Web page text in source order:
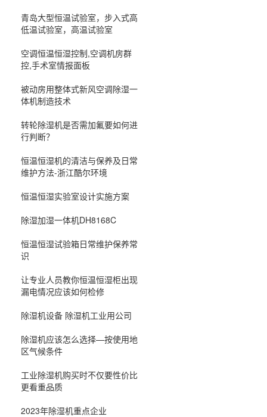
青岛大型恒温试验室，步入式高
低温试验室，高温试验室
空调恒温恒湿控制,空调机房群
控,手术室情报面板
被动房用整体式新风空调除湿一
体机制造技术
转轮除湿机是否需加氟要如何进
行判断？
恒温恒湿机的清洁与保养及日常
维护方法-浙江酷尔环境
恒温恒湿实验室设计实施方案
除湿加湿一体机DH8168C
恒温恒湿试验箱日常维护保养常
识
让专业人员教你恒温恒湿柜出现
漏电情况应该如何检修
除湿机设备 除湿机工业用公司
除湿机应该怎么选择—按使用地
区气候条件
工业除湿机购买时不仅要性价比
更看重品质
2023年除湿机重点企业